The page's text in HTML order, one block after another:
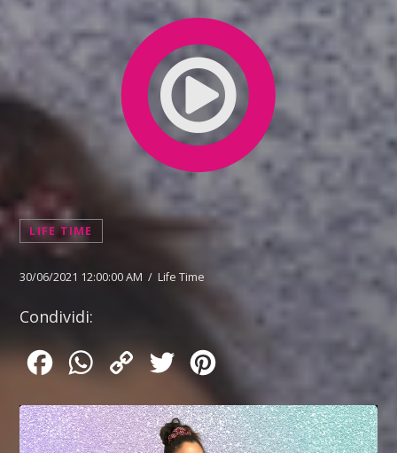
LIFE TIME
30/06/2021 12:00:00 AM / Life Time
Condividi:
FacebookWhatsApp
Copy
Twitter